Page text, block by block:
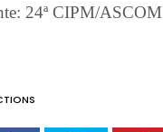
24ª CIPM/ASCOM